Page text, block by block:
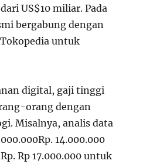
US$10 miliar. Pada
bergabung dengan
untuk
digital, gaji tinggi
orang dengan
Misalnya, analis data
14.000.000
Rp 17.000.000 untuk